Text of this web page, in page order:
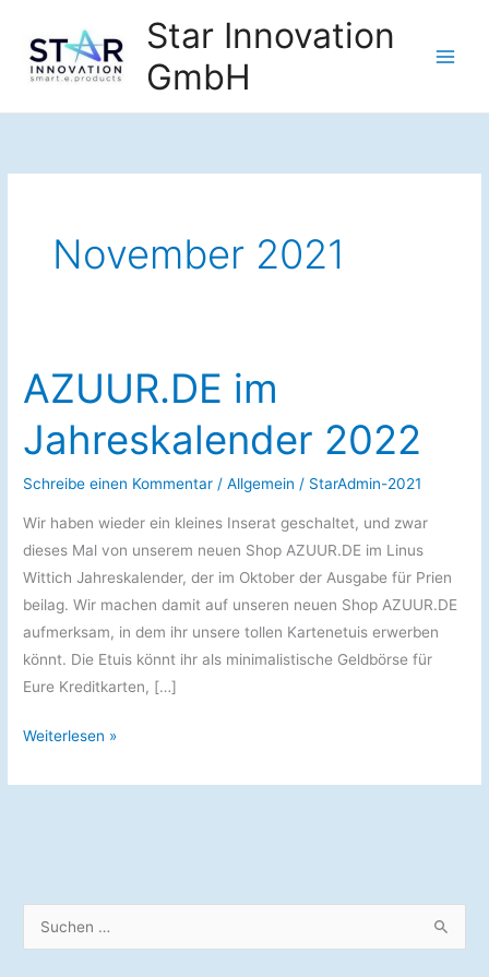
Inhalt
springen
Star Innovation
GmbH
November 2021
AZUUR.DE im
Jahreskalender 2022
Schreibe einen Kommentar /Allgemein / StarAdmin-2021
Wir haben wieder ein kleines Inserat geschaltet, und zwar
dieses Mal von unserem neuen Shop AZUUR.DE im Linus
Wittich Jahreskalender, der im Oktober der Ausgabe für Prien
beilag. Wir machen damit auf unseren neuen Shop AZUUR.DE
aufmerksam, in dem ihr unsere tollen Kartenetuis erwerben
könnt. Die Etuis könnt ihr als minimalistische Geldbörse für
Eure Kreditkarten, […]
AZUUR.DE
Jahreskalender
Weiterlesen »
u